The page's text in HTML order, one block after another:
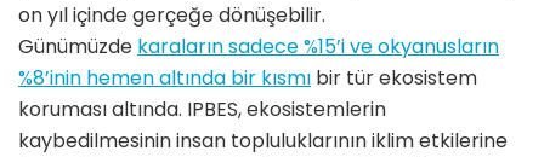
on yıl içinde gerçeğe dönüşebilir.
Günümüzde karaların sadece %15’i ve okyanusların
%8’inin hemen altında bir kısmı bir tür ekosistem
koruması altında. IPBES, ekosistemlerin
kaybedilmesinin insan topluluklarının iklim etkilerine